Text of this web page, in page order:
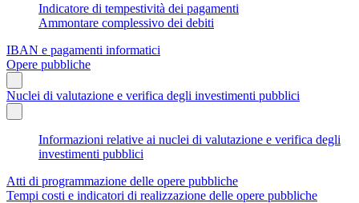
Indicatore di tempestività dei pagamenti
Ammontare complessivo dei debiti
IBAN e pagamenti informatici
Opere pubbliche
Nuclei di valutazione e verifica degli investimenti pubblici
Informazioni relative ai nuclei di valutazione e verifica degli
investimenti pubblici
Atti di programmazione delle opere pubbliche
Tempi costi e indicatori di realizzazione delle opere pubbliche